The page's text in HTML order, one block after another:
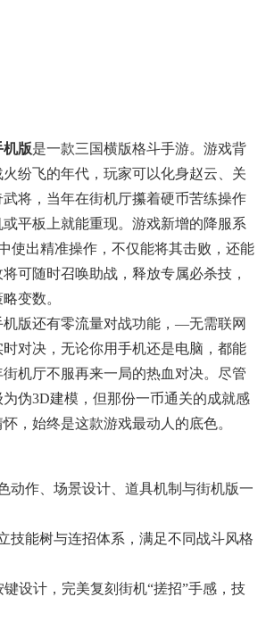
机版是一款三国横版格斗手游。游戏背
纷飞的年代，玩家可以化身赵云、关
将，当年在街机厅攥着硬币苦练操作
平板上就能重现。游戏新增的降服系
使出精准操作，不仅能将其击败，还能
可随时召唤助战，释放专属必杀技，
变数。
机版还有零流量对战功能，—无需联网
对决，无论你用手机还是电脑，都能
机厅不服再来一局的热血对决。尽管
伪3D建模，但那份一币通关的成就感
，始终是这款游戏最动人的底色。
动作、场景设计、道具机制与街机版一
技能树与连招体系，满足不同战斗风格
设计，完美复刻街机“搓招”手感，技